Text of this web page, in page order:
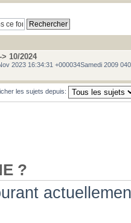
10/2024
2023 16:34:31 +000034Samedi 2009
les sujets depuis:
?